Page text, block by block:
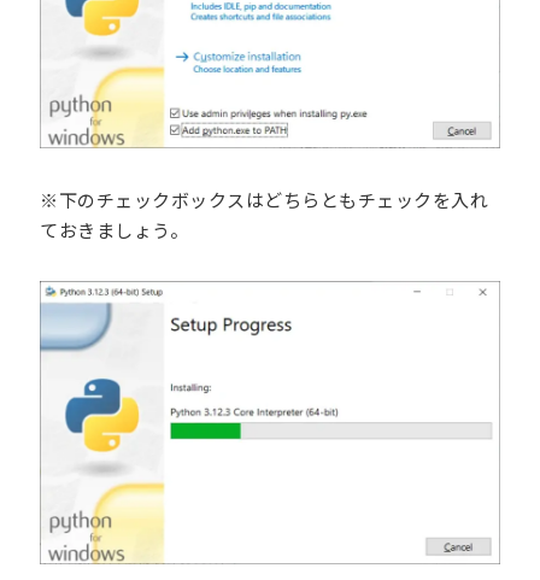
※下のチェックボックスはどちらともチェックを入れ
ておきましょう。